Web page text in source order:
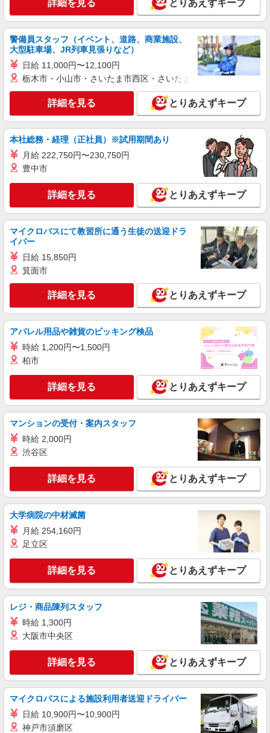
詳細を見る とりあえずキープ
警備員スタッフ（イベント、道路、商業施設、
大型駐車場、JR列車見張りなど）
日給 11,000円〜12,100円
栃木市・小山市・さいたま市西区・さいたま市岩槻区・久喜市・
詳細を見る とりあえずキープ
本社総務・経理（正社員）※試用期間あり
月給 222,750円〜230,750円
豊中市
詳細を見る とりあえずキープ
マイクロバスにて教習所に通う生徒の送迎ドラ
イバー
日給 15,850円
箕面市
詳細を見る とりあえずキープ
アパレル用品や雑貨のピッキング検品
時給 1,200円〜1,500円
柏市
詳細を見る とりあえずキープ
マンションの受付・案内スタッフ
時給 2,000円
渋谷区
詳細を見る とりあえずキープ
大学病院の中材滅菌
月給 254,160円
足立区
詳細を見る とりあえずキープ
レジ・商品陳列スタッフ
時給 1,300円
大阪市中央区
詳細を見る とりあえずキープ
マイクロバスによる施設利用者送迎ドライバー
日給 10,900円〜10,900円
神戸市須磨区